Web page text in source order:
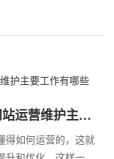
户是在怎样的场景
运营维护主要
得如何运营的，这就